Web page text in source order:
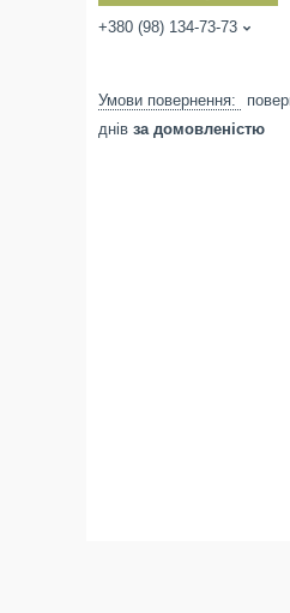
+380 (98) 134-73-73
днів за домовленістю